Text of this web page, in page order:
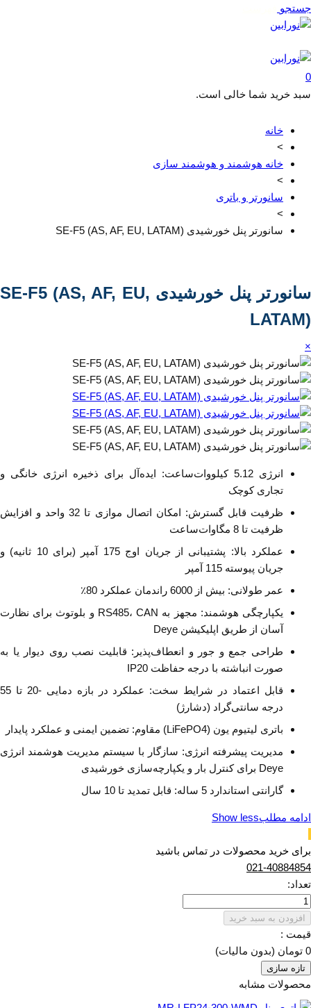
جستجو
0
سبد خرید شما خالی است.
خانه
>
خانه هوشمند و هوشمند سازی
>
سانورتر و باتری
>
سانورتر پنل خورشیدی SE-F5 (AS, AF, EU, LATAM)
سانورتر پنل خورشیدی SE-F5 (AS, AF, EU,
LATAM)
×
انرژی 5.12 کیلووات‌ساعت: ایده‌آل برای ذخیره انرژی خانگی و
تجاری کوچک
ظرفیت قابل گسترش: امکان اتصال موازی تا 32 واحد و افزایش
ظرفیت تا 8 مگاوات‌ساعت
عملکرد بالا: پشتیبانی از جریان اوج 175 آمپر (برای 10 ثانیه) و
جریان پیوسته 115 آمپر
عمر طولانی: بیش از 6000 راندمان عملکرد 80٪
یکپارچگی هوشمند: مجهز به RS485، CAN و بلوتوث برای نظارت
آسان از طریق اپلیکیشن Deye
طراحی جمع و جور و انعطاف‌پذیر: قابلیت نصب روی دیوار یا به
صورت انباشته با درجه حفاظت IP20
قابل اعتماد در شرایط سخت: عملکرد در بازه دمایی -20 تا 55
درجه سانتی‌گراد (دشارژ)
باتری لیتیوم یون (LiFePO4) مقاوم: تضمین ایمنی و عملکرد پایدار
مدیریت پیشرفته انرژی: سازگار با سیستم مدیریت هوشمند انرژی
Deye برای کنترل بار و یکپارچه‌سازی خورشیدی
گارانتی استاندارد 5 ساله: قابل تمدید تا 10 سال
ادامه مطلبShow less
برای خرید محصولات در تماس باشید
021-40884854
تعداد:
افزودن به سبد خرید
قیمت :
0 تومان
(بدون مالیات)
محصولات مشابه